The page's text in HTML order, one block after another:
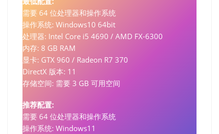
需要 64 位处理器和操作系统
操作系统: Windows10 64bit
处理器: Intel Core i5 4690 / AMD FX-6300
内存: 8 GB RAM
显卡: GTX 960 / Radeon R7 370
DirectX 版本: 11
存储空间: 需要 3 GB 可用空间
推荐配置:
需要 64 位处理器和操作系统
操作系统: Windows11